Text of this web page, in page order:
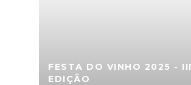
FESTA DO VINHO 2025 - III
EDIÇÃO